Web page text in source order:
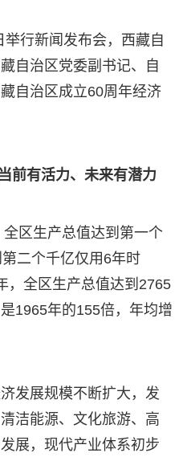
举行新闻发布会，西藏自
自治区党委副书记、自
自治区成立60周年经济
前有活力、未来有潜力
区生产总值达到第一个
二个千亿仅用6年时
，全区生产总值达到2765
1965年的155倍，年均增
发展规模不断扩大，发
洁能源、文化旅游、高
展，现代产业体系初步